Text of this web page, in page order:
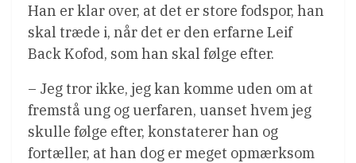
Han er klar over, at det er store fodspor, han
skal træde i, når det er den erfarne Leif
Back Kofod, som han skal følge efter.
– Jeg tror ikke, jeg kan komme uden om at
fremstå ung og uerfaren, uanset hvem jeg
skulle følge efter, konstaterer han og
fortæller, at han dog er meget opmærksom